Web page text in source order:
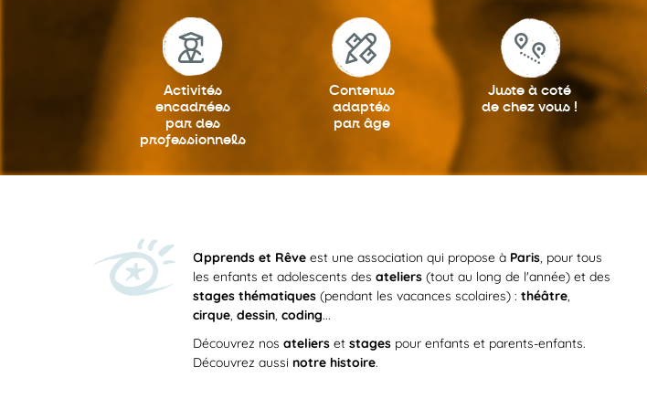
Activités
encadrées
par des
professionnels
Contenus
adaptés
par âge
Juste à coté
de chez vous !
apprends et Rêve est une association qui propose à Paris, pour tous
les enfants et adolescents desateliers (tout au long de l'année) et des
stages thématiques (pendant les vacances scolaires) :théâtre,
cirque,dessin,coding...
Découvrez nosateliers etstages pour enfants et parents-enfants.
Découvrez aussinotre histoire.